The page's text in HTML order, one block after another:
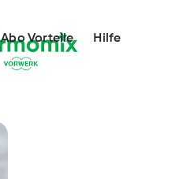
Abo Vorteile Hilfe